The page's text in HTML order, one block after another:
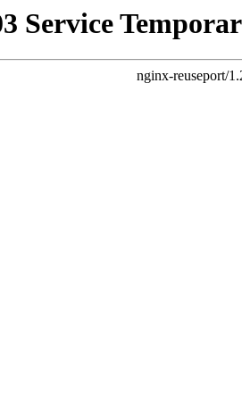
Service
nginx-reuseport/